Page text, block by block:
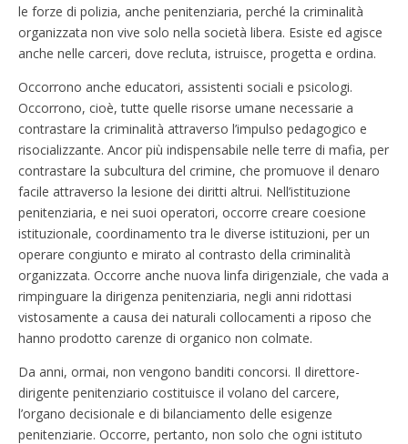
le forze di polizia, anche penitenziaria, perché la criminalità
organizzata non vive solo nella società libera. Esiste ed agisce
anche nelle carceri, dove recluta, istruisce, progetta e ordina.
Occorrono anche educatori, assistenti sociali e psicologi.
Occorrono, cioè, tutte quelle risorse umane necessarie a
contrastare la criminalità attraverso l’impulso pedagogico e
risocializzante. Ancor più indispensabile nelle terre di mafia, per
contrastare la subcultura del crimine, che promuove il denaro
facile attraverso la lesione dei diritti altrui. Nell’istituzione
penitenziaria, e nei suoi operatori, occorre creare coesione
istituzionale, coordinamento tra le diverse istituzioni, per un
operare congiunto e mirato al contrasto della criminalità
organizzata. Occorre anche nuova linfa dirigenziale, che vada a
rimpinguare la dirigenza penitenziaria, negli anni ridottasi
vistosamente a causa dei naturali collocamenti a riposo che
hanno prodotto carenze di organico non colmate.
Da anni, ormai, non vengono banditi concorsi. Il direttore-
dirigente penitenziario costituisce il volano del carcere,
l’organo decisionale e di bilanciamento delle esigenze
penitenziarie. Occorre, pertanto, non solo che ogni istituto